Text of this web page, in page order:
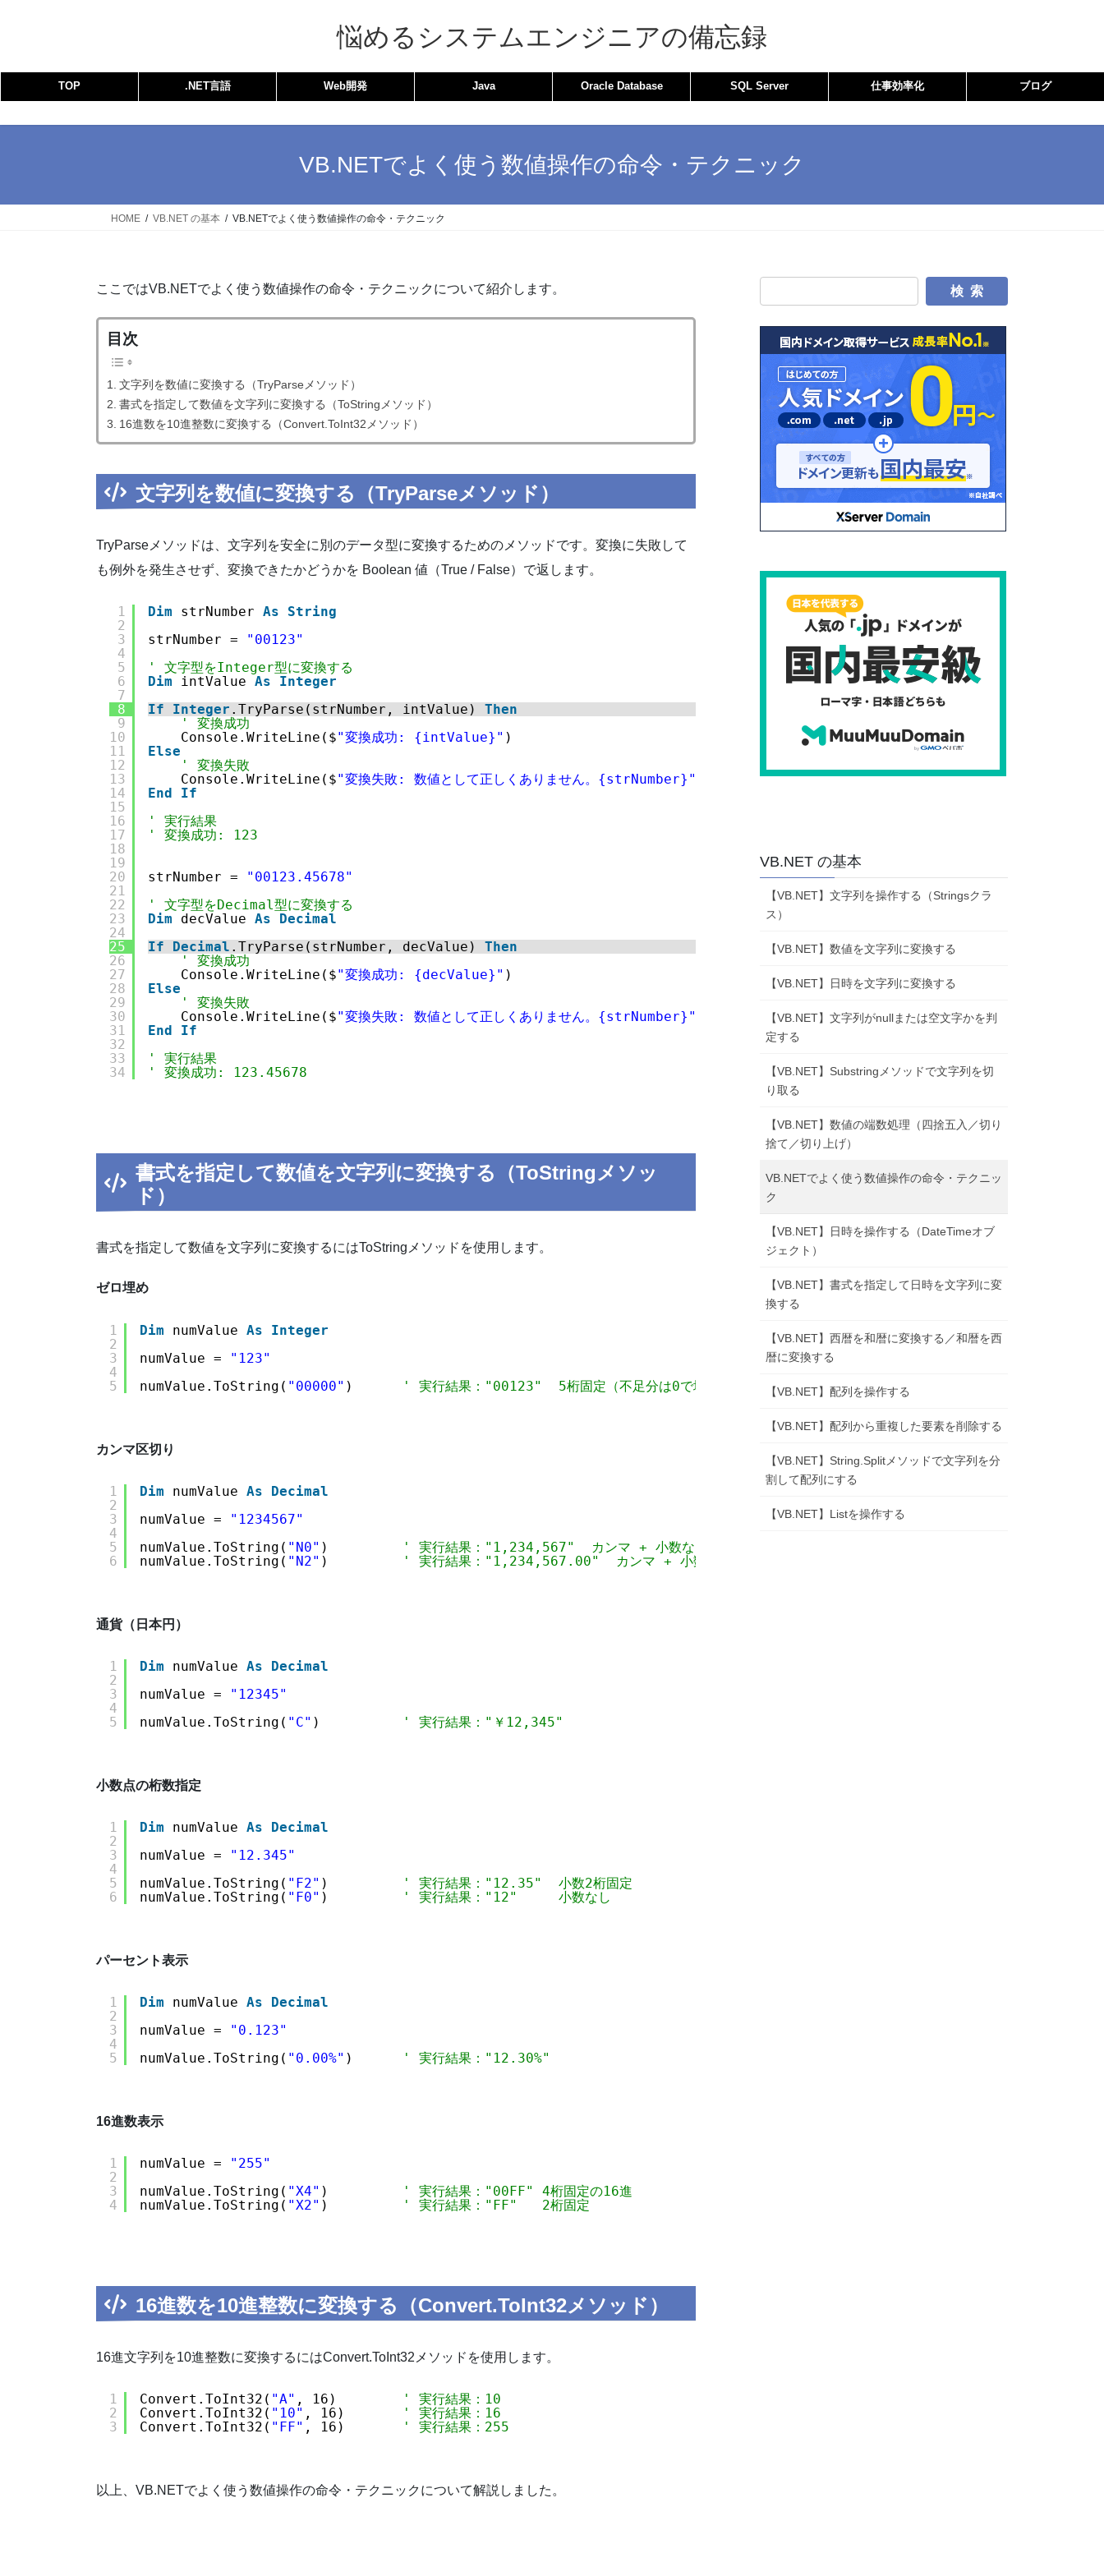
ス
ン
悩めるシステムエンジニアの備忘録
TOP .NET言語 Web開発 Java Oracle Database SQL Server 仕事効率化 ブログ
VB.NETでよく使う数値操作の命令・テクニック
HOME VB.NET の基本 VB.NETでよく使う数値操作の命令・テクニック
ここではVB.NETでよく使う数値操作の命令・テクニックについて紹介します。
目次
文字列を数値に変換する（TryParseメソッド）
書式を指定して数値を文字列に変換する（ToStringメソッド）
16進数を10進整数に変換する（Convert.ToInt32メソッド）
文字列を数値に変換する（TryParseメソッド）
TryParseメソッドは、文字列を安全に別のデータ型に変換するためのメソッドです。変換に失敗して
も例外を発生させず、変換できたかどうかを Boolean 値（True / False）で返します。
1
2
3
4
5
6
7
8
9
10
11
12
13
14
15
16
17
18
19
20
21
22
23
24
25
26
27
28
29
30
31
32
33
34
Dim strNumber As
String
strNumber =
"00123"
' 文字型をInteger型に変換する
Dim
intValue As
Integer
If
Integer .TryParse(strNumber, intValue) Then
' 変換成功
Console.WriteLine($"変換成功: {intValue}" )
Else
' 変換失敗
Console.WriteLine($"変換失敗: 数値として正しくありません。{strNumber}"
End
If
' 実行結果
' 変換成功: 123
strNumber =
"00123.45678"
' 文字型をDecimal型に変換する
Dim
decValue As
Decimal
If
Decimal .TryParse(strNumber, decValue) Then
' 変換成功
Console.WriteLine($"変換成功: {decValue}" )
Else
' 変換失敗
Console.WriteLine($"変換失敗: 数値として正しくありません。{strNumber}"
End
If
' 実行結果
' 変換成功: 123.45678
書式を指定して数値を文字列に変換する（ToStringメソッ
ド）
書式を指定して数値を文字列に変換するにはToStringメソッドを使用します。
ゼロ埋め
1
2
3
4
5
Dim numValue As
Integer
numValue =
"123"
numValue.ToString( "00000" ) ' 実行結果："00123"  5桁固定（不足分は0で埋める）
カンマ区切り
1
2
3
4
5
6
Dim numValue As
Decimal
numValue =
"1234567"
numValue.ToString( "N0" )
' 実行結果："1,234,567"  カンマ + 小数なし
numValue.ToString( "N2" ) ' 実行結果："1,234,567.00"  カンマ + 小数2桁
通貨（日本円）
1
2
3
4
5
Dim numValue As
Decimal
numValue =
"12345"
numValue.ToString( "C" ) ' 実行結果："￥12,345"
小数点の桁数指定
1
2
3
4
5
6
Dim numValue As
Decimal
numValue =
"12.345"
numValue.ToString( "F2" )
' 実行結果："12.35"  小数2桁固定
numValue.ToString( "F0" ) ' 実行結果："12"     小数なし
パーセント表示
1
2
3
4
5
Dim numValue As
Decimal
numValue =
"0.123"
numValue.ToString( "0.00%" ) ' 実行結果："12.30%"
16進数表示
1
2
3
4
numValue =
"255"
numValue.ToString( "X4" )
' 実行結果："00FF" 4桁固定の16進
numValue.ToString( "X2" ) ' 実行結果："FF"   2桁固定
16進数を10進整数に変換する（Convert.ToInt32メソッド）
16進文字列を10進整数に変換するにはConvert.ToInt32メソッドを使用します。
1
2
3
Convert.ToInt32( "A" , 16)
' 実行結果：10
Convert.ToInt32( "10" , 16)
' 実行結果：16
Convert.ToInt32( "FF" , 16) ' 実行結果：255
以上、VB.NETでよく使う数値操作の命令・テクニックについて解説しました。
VB.NET の基本
【VB.NET】文字列を操作する（Stringsクラ
ス）
【VB.NET】数値を文字列に変換する
【VB.NET】日時を文字列に変換する
【VB.NET】文字列がnullまたは空文字かを判
定する
【VB.NET】Substringメソッドで文字列を切
り取る
【VB.NET】数値の端数処理（四捨五入／切り
捨て／切り上げ）
VB.NETでよく使う数値操作の命令・テクニッ
ク
【VB.NET】日時を操作する（DateTimeオブ
ジェクト）
【VB.NET】書式を指定して日時を文字列に変
換する
【VB.NET】西暦を和暦に変換する／和暦を西
暦に変換する
【VB.NET】配列を操作する
【VB.NET】配列から重複した要素を削除する
【VB.NET】String.Splitメソッドで文字列を分
割して配列にする
【VB.NET】Listを操作する